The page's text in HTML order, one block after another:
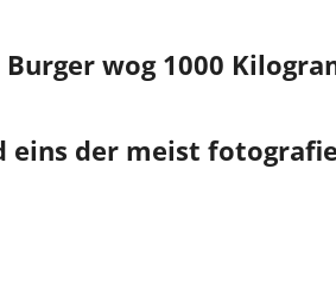
wog 1000
eins der meist